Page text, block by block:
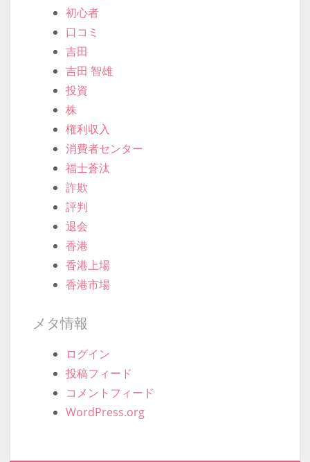
初心者
口コミ
吉田
吉田 智雄
投資
株
権利収入
消費者センター
福士蒼汰
詐欺
評判
退会
香港
香港上場
香港市場
メタ情報
ログイン
投稿フィード
コメントフィード
WordPress.org